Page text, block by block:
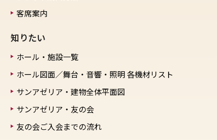
客席案内
知りたい
ホール・施設一覧
ホール図面／舞台・音響・照明各機材リスト
サンアゼリア・建物全体平面図
サンアゼリア・友の会
友の会ご入会までの流れ